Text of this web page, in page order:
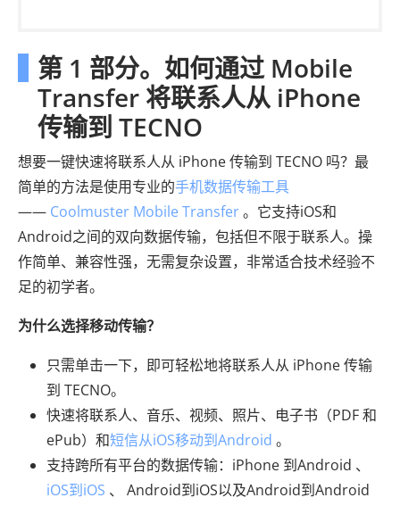
第 1 部分。如何通过 Mobile
Transfer 将联系人从 iPhone
传输到 TECNO
想要一键快速将联系人从 iPhone 传输到 TECNO 吗？最
简单的方法是使用专业的手机数据传输工具
—— Coolmuster Mobile Transfer。它支持iOS和
Android之间的双向数据传输，包括但不限于联系人。操
作简单、兼容性强，无需复杂设置，非常适合技术经验不
足的初学者。
为什么选择移动传输？
只需单击一下，即可轻松地将联系人从 iPhone 传输
到 TECNO。
快速将联系人、音乐、视频、照片、电子书（PDF 和
ePub）和短信从iOS移动到Android 。
支持跨所有平台的数据传输：iPhone 到Android 、
iOS到iOS 、 Android到iOS以及Android到Android